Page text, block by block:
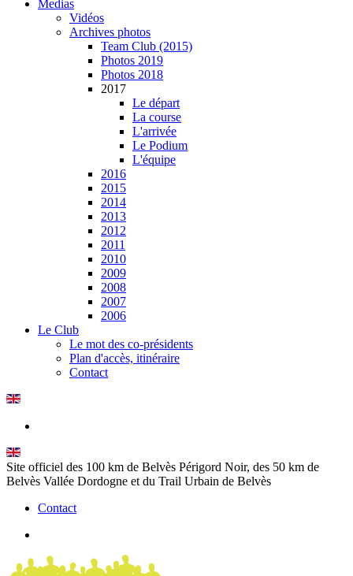
Medias
Vidéos
Archives photos
Team Club (2015)
Photos 2019
Photos 2018
2017
Le départ
La course
L'arrivée
Le Podium
L'équipe
2016
2015
2014
2013
2012
2011
2010
2009
2008
2007
2006
Le Club
Le mot des co-présidents
Plan d'accès, itinéraire
Contact
Site officiel des 100 km de Belvès Périgord Noir, des 50 km de
Belvès Vallée Dordogne et du Trail Urbain de Belvès
Contact